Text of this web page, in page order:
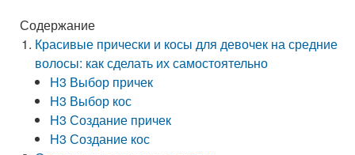
Содержание
Красивые прически и косы для девочек на средние
волосы: как сделать их самостоятельно
H3 Выбор причек
H3 Выбор кос
H3 Создание причек
H3 Создание кос